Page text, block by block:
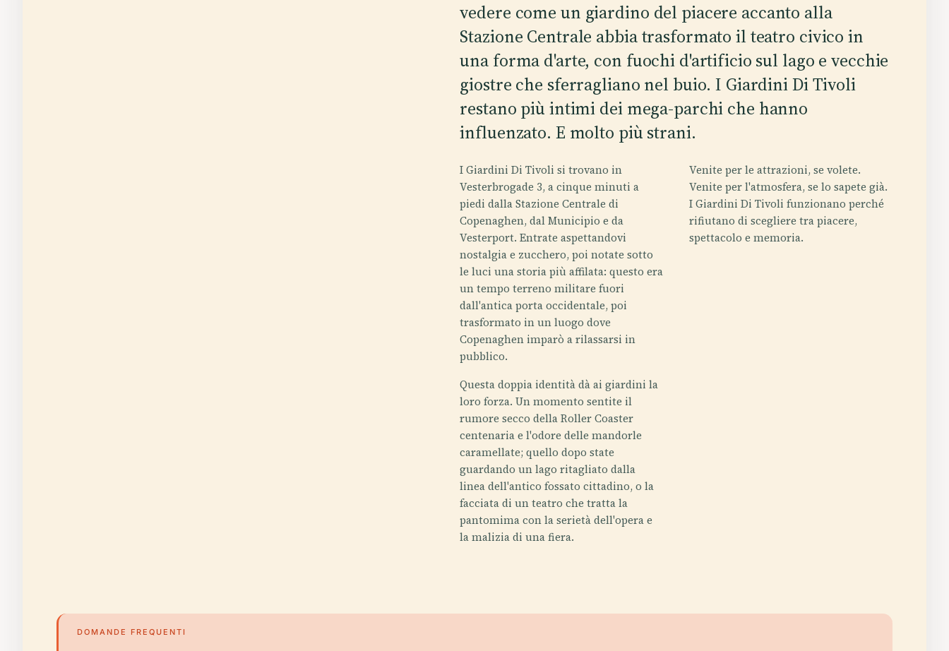
vedere come un giardino del piacere accanto alla
Stazione Centrale abbia trasformato il teatro civico in
una forma d'arte, con fuochi d'artificio sul lago e vecchie
giostre che sferragliano nel buio. I Giardini Di Tivoli
restano più intimi dei mega-parchi che hanno
influenzato. E molto più strani.
I Giardini Di Tivoli si trovano in
Vesterbrogade 3, a cinque minuti a
piedi dalla Stazione Centrale di
Copenaghen, dal Municipio e da
Vesterport. Entrate aspettandovi
nostalgia e zucchero, poi notate sotto
le luci una storia più affilata: questo era
un tempo terreno militare fuori
dall'antica porta occidentale, poi
trasformato in un luogo dove
Copenaghen imparò a rilassarsi in
pubblico.
Questa doppia identità dà ai giardini la
loro forza. Un momento sentite il
rumore secco della Roller Coaster
centenaria e l'odore delle mandorle
caramellate; quello dopo state
guardando un lago ritagliato dalla
linea dell'antico fossato cittadino, o la
facciata di un teatro che tratta la
pantomima con la serietà dell'opera e
la malizia di una fiera.
Venite per le attrazioni, se volete.
Venite per l'atmosfera, se lo sapete già.
I Giardini Di Tivoli funzionano perché
rifiutano di scegliere tra piacere,
spettacolo e memoria.
DOMANDE FREQUENTI